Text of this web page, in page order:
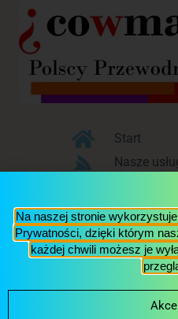
Start
Nasze
O nas
Kontakt
© 2017 Via Polonia S.L.,
Política
Na naszej stronie
Prywatności, dzięki którym
każdej chwili możesz je